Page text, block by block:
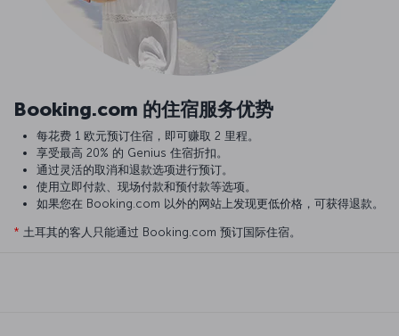
Booking.com 的住宿服务优势
每花费 1 欧元预订住宿，即可赚取 2 里程。
享受最高 20% 的 Genius 住宿折扣。
通过灵活的取消和退款选项进行预订。
使用立即付款、现场付款和预付款等选项。
如果您在 Booking.com 以外的网站上发现更低价格，可获得退款。
* 土耳其的客人只能通过 Booking.com 预订国际住宿。